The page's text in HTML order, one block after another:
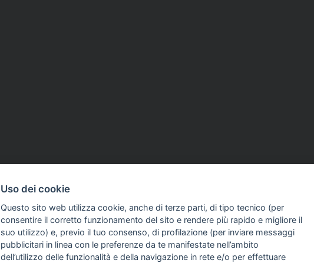
COME TI SENTI?
INTELLIGENZA
Uso dei cookie
Questo sito web utilizza cookie, anche di terze parti, di tipo tecnico (per
consentire il corretto funzionamento del sito e rendere più rapido e migliore il
suo utilizzo) e, previo il tuo consenso, di profilazione (per inviare messaggi
pubblicitari in linea con le preferenze da te manifestate nell’ambito
dell’utilizzo delle funzionalità e della navigazione in rete e/o per effettuare